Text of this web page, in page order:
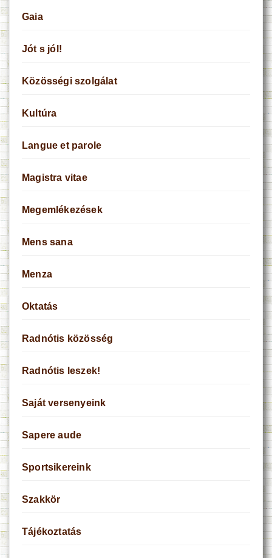
Gaia
Jót s jól!
Közösségi szolgálat
Kultúra
Langue et parole
Magistra vitae
Megemlékezések
Mens sana
Menza
Oktatás
Radnótis közösség
Radnótis leszek!
Saját versenyeink
Sapere aude
Sportsikereink
Szakkör
Tájékoztatás